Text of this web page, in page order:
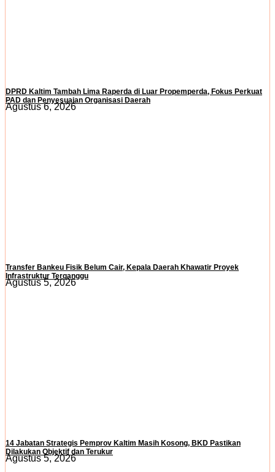
DPRD Kaltim Tambah Lima Raperda di Luar Propemperda, Fokus Perkuat
PAD dan Penyesuaian Organisasi Daerah
Agustus 6, 2026
Transfer Bankeu Fisik Belum Cair, Kepala Daerah Khawatir Proyek
Infrastruktur Terganggu
Agustus 5, 2026
14 Jabatan Strategis Pemprov Kaltim Masih Kosong, BKD Pastikan
Dilakukan Objektif dan Terukur
Agustus 5, 2026